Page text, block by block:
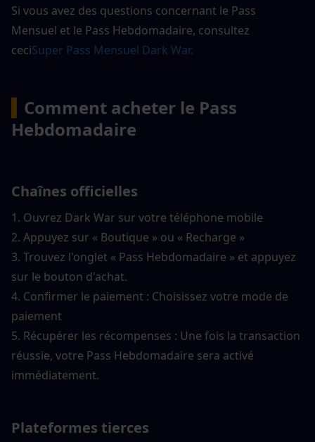
Si vous avez des questions concernant le Pass
Mensuel et le Pass Hebdomadaire, consultez
ceciSuper Pass Mensuel Dark War.
Comment acheter le Pass
Hebdomadaire
Chaînes officielles
1. Ouvrez Dark War sur votre téléphone mobile
2. Appuyez sur « Boutique » ou « Recharge »
3. Trouvez l'onglet « Pass Hebdomadaire » et appuyez
sur le bouton d'achat.
4. Confirmer le paiement : Choisissez votre mode de
paiement
5. Récupérer les récompenses : Une fois la transaction
réussie, votre Pass Hebdomadaire sera activé
immédiatement.
Plateformes tierces